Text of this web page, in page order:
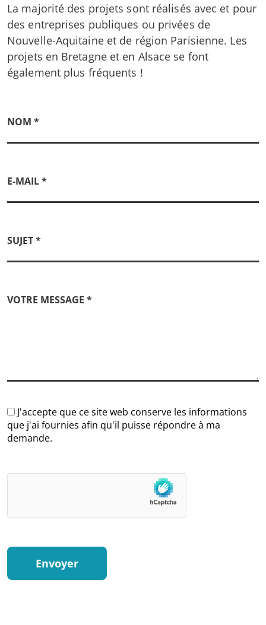
La majorité des projets sont réalisés avec et pour
des entreprises publiques ou privées de
Nouvelle-Aquitaine et de région Parisienne. Les
projets en Bretagne et en Alsace se font
également plus fréquents !
NOM *
E-MAIL*
SUJET*
VOTRE MESSAGE *
que j'ai fournies afin qu'il puisse répondre à ma
demande.
Envoyer